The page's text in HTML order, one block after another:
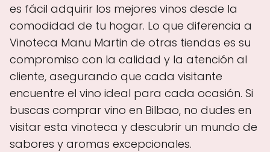
es fácil adquirir los mejores vinos desde la
comodidad de tu hogar. Lo que diferencia a
Vinoteca Manu Martin de otras tiendas es su
compromiso con la calidad y la atención al
cliente, asegurando que cada visitante
encuentre el vino ideal para cada ocasión. Si
buscas comprar vino en Bilbao, no dudes en
visitar esta vinoteca y descubrir un mundo de
sabores y aromas excepcionales.